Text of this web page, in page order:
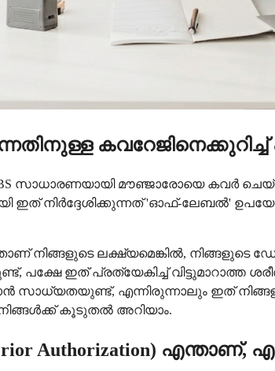
സാധാരണയായി മൗഞ്ജാരോയെ കവർ
ഇത് നിർദ്ദേശിക്കുന്നത് 'ഓഫ്-
നിങ്ങളുടെ ലക്ഷ്യമെങ്കിൽ,
പക്ഷേ ഇത് പ്രത്യേകിച്ച് വിട്ടുമാറാത്ത
എന്നിരുന്നാലും ഇത്
നിങ്ങൾക്ക് കൂടുതൽ അറിയാം.
Authorization)